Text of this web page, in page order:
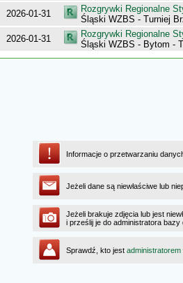
2026-01-31
Rozgrywki Regionalne
Śląski WZBS - Turniej
2026-01-31
Rozgrywki Regionalne
Śląski WZBS - Bytom -
Informacje o przetwarzaniu
Jeżeli dane są niewłaściwe lub
Jeżeli brakuje zdjęcia lub jest
i prześlij je do administratora
Sprawdź, kto jest